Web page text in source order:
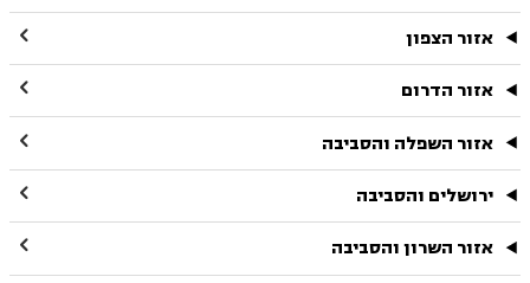
אזור הצפון 
אזור הדרום 
אזור השפלה והסביבה 
ירושלים והסביבה 
אזור השרון והסביבה 